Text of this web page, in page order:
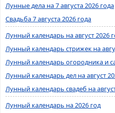
Лунные дела на 7 августа 2026 года
Свадьба 7 августа 2026 года
Лунный календарь на август 2026
Лунный календарь стрижек на
Лунный календарь огородника и
Лунный календарь дел на август
Лунный календарь свадеб на
Лунный календарь на 2026 год